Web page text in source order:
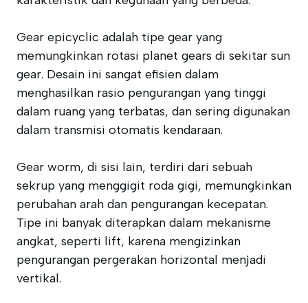
Gear epicyclic adalah tipe gear yang
memungkinkan rotasi planet gears di sekitar sun
gear. Desain ini sangat efisien dalam
menghasilkan rasio pengurangan yang tinggi
dalam ruang yang terbatas, dan sering digunakan
dalam transmisi otomatis kendaraan.
Gear worm, di sisi lain, terdiri dari sebuah
sekrup yang menggigit roda gigi, memungkinkan
perubahan arah dan pengurangan kecepatan.
Tipe ini banyak diterapkan dalam mekanisme
angkat, seperti lift, karena mengizinkan
pengurangan pergerakan horizontal menjadi
vertikal.